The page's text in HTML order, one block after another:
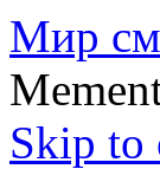
Мир
Skip to